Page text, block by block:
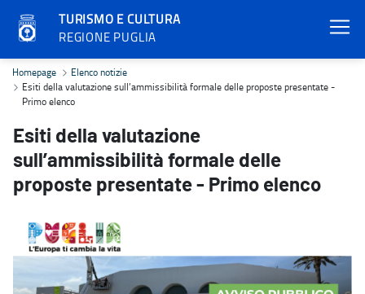
TURISMO E CULTURA
REGIONE PUGLIA
Esiti della valutazione sull’ammissibilità formale delle proposte
Homepage
Elenco notizie
Esiti della valutazione sull’ammissibilità formale delle proposte presentate -
Primo elenco
Esiti della valutazione
sull’ammissibilità formale delle
proposte presentate - Primo elenco